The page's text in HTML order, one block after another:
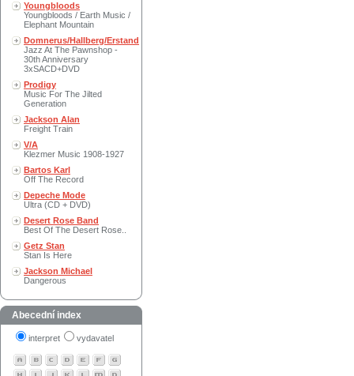
Youngbloods
Youngbloods / Earth Music /
Elephant Mountain
Domnerus/Hallberg/Erstand
Jazz At The Pawnshop -
30th Anniversary
3xSACD+DVD
Prodigy
Music For The Jilted
Generation
Jackson Alan
Freight Train
V/A
Klezmer Music 1908-1927
Bartos Karl
Off The Record
Depeche Mode
Ultra (CD + DVD)
Desert Rose Band
Best Of The Desert Rose..
Getz Stan
Stan Is Here
Jackson Michael
Dangerous
Abecední index
interpret vydavatel